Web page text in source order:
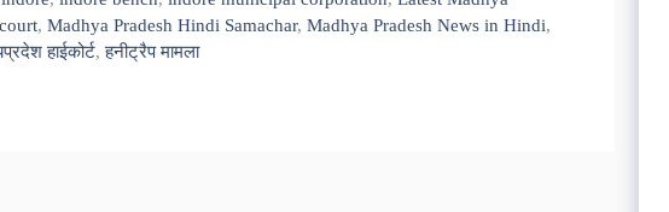
, Madhya Pradesh Hindi Samachar, Madhya Pradesh News in Hindi,
हाईकोर्ट,हनीट्रैप मामला